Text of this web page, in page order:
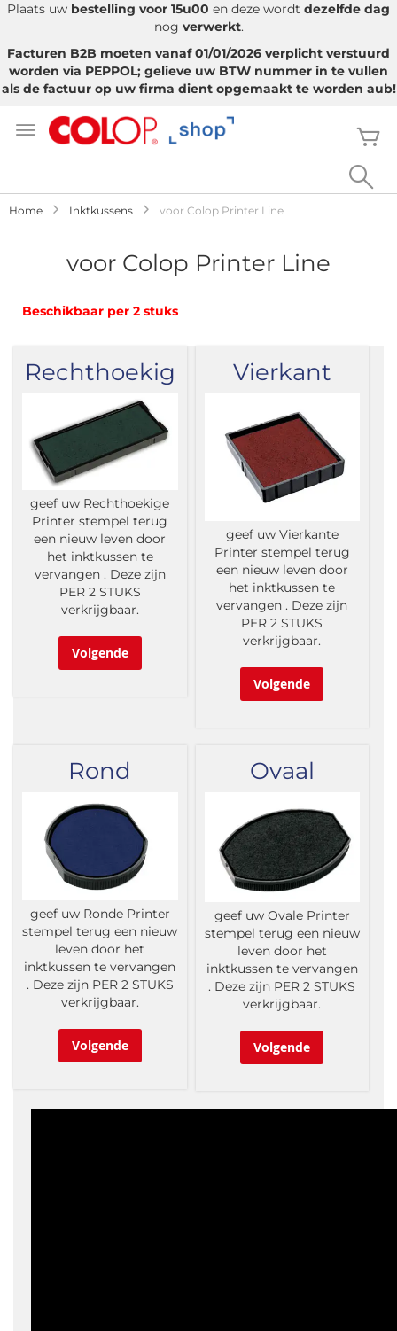
Plaats uw bestelling voor 15u00 en deze wordt dezelfde dag
nog verwerkt.
Facturen B2B moeten vanaf 01/01/2026 verplicht verstuurd
worden via PEPPOL; gelieve uw BTW nummer in te vullen
als de factuur op uw firma dient opgemaakt te worden aub!
naar
Home Inktkussens voor Colop Printer Line
voor Colop Printer Line
Beschikbaar per 2 stuks
Rechthoekig
geef uw Rechthoekige
Printer stempel terug
een nieuw leven door
het inktkussen te
vervangen . Deze zijn
PER 2 STUKS
verkrijgbaar.
Volgende
Vierkant
geef uw Vierkante
Printer stempel terug
een nieuw leven door
het inktkussen te
vervangen . Deze zijn
PER 2 STUKS
verkrijgbaar.
Volgende
Rond
geef uw Ronde Printer
stempel terug een nieuw
leven door het
inktkussen te vervangen
. Deze zijn PER 2 STUKS
verkrijgbaar.
Volgende
Ovaal
geef uw Ovale Printer
stempel terug een nieuw
leven door het
inktkussen te vervangen
. Deze zijn PER 2 STUKS
verkrijgbaar.
Volgende